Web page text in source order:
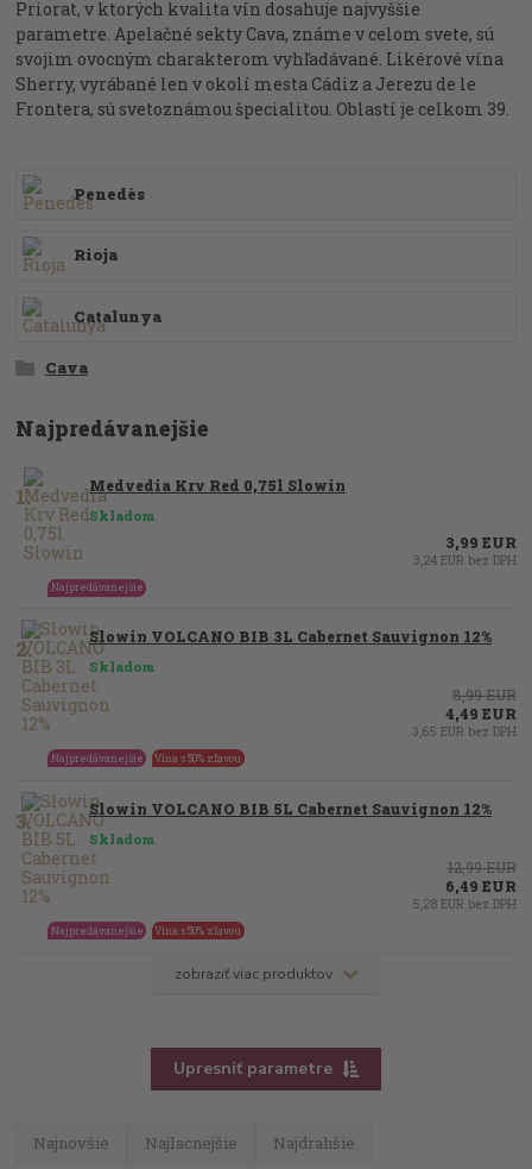
Priorat, v ktorých kvalita vín dosahuje najvyššie
parametre. Apelačné sekty Cava, známe v celom svete, sú
svojim ovocným charakterom vyhľadávané. Likérové vína
Sherry, vyrábané len v okolí mesta Cádiz a Jerezu de le
Frontera, sú svetoznámou špecialitou. Oblastí je celkom 39.
Penedès
Rioja
Catalunya
Cava
Najpredávanejšie
1. Medvedia Krv Red 0,75l Slowin
Skladom
Najpredávanejšie
3,99 EUR
3,24 EUR bez DPH
2. Slowin VOLCANO BIB 3L Cabernet Sauvignon 12%
Skladom
Najpredávanejšie Vína s 50% zľavou
8,99 EUR
4,49 EUR
3,65 EUR bez DPH
3. Slowin VOLCANO BIB 5L Cabernet Sauvignon 12%
Skladom
Najpredávanejšie Vína s 50% zľavou
12,99 EUR
6,49 EUR
5,28 EUR bez DPH
zobraziť viac produktov
Upresniť parametre
Najnovšie Najlacnejšie Najdrahšie